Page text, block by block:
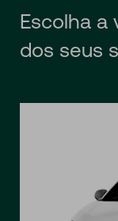
Escolha a
dos seus